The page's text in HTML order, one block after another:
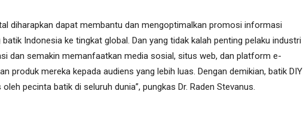
diharapkan dapat membantu dan mengoptimalkan promosi informasi
Indonesia ke tingkat global. Dan yang tidak kalah penting pelaku industri
dan semakin memanfaatkan media sosial, situs web, dan platform e-
produk mereka kepada audiens yang lebih luas. Dengan demikian, batik DIY
pecinta batik di seluruh dunia”, pungkas Dr. Raden Stevanus.